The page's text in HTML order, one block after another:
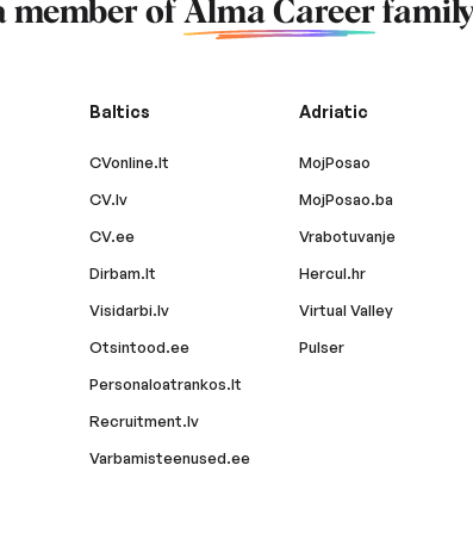
member of Alma Career
Baltics
CVonline.lt
CV.lv
CV.ee
Dirbam.lt
Visidarbi.lv
Otsintood.ee
Personaloatrankos.lt
Recruitment.lv
Varbamisteenused.ee
Adriatic
MojPosao
MojPosao.ba
Vrabotuvanje
Hercul.hr
Virtual Valley
Pulser